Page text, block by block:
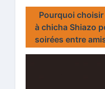
Pourquoi
à chicha Shiazo
soirées entre